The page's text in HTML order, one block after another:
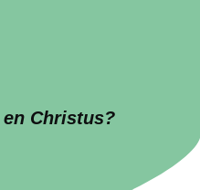
Christus?